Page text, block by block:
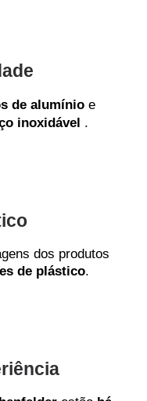
de alumínioe
inoxidável .
dos produtos
de plástico.